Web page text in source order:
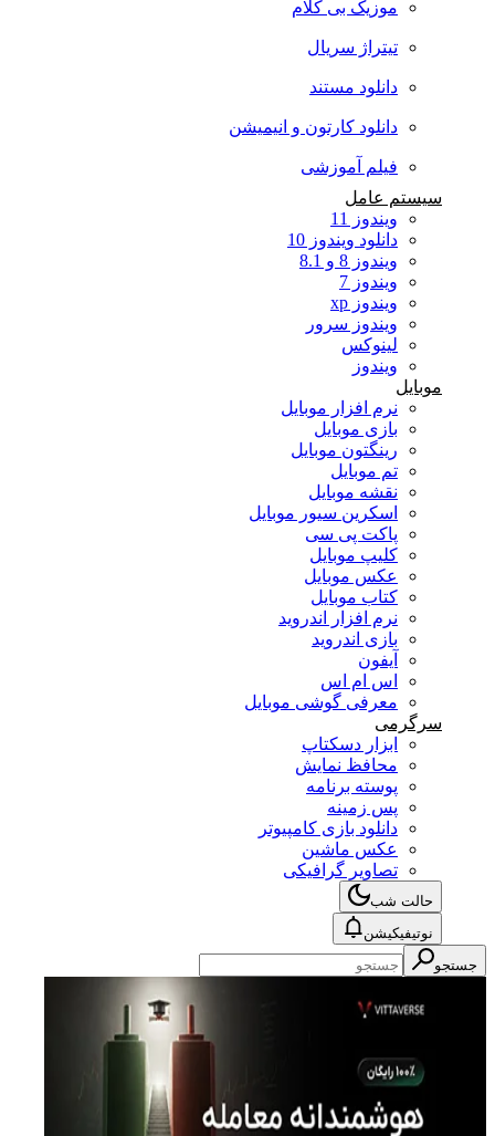
موزیک بی کلام
تیتراژ سریال
دانلود مستند
دانلود کارتون و انیمیشن
فیلم آموزشی
سیستم عامل
ویندوز 11
دانلود ویندوز 10
ویندوز 8 و 8.1
ویندوز 7
ویندوز xp
ویندوز سرور
لینوکس
ویندوز
موبایل
نرم افزار موبایل
بازی موبایل
رینگتون موبایل
تم موبایل
نقشه موبایل
اسکرین سیور موبایل
پاکت پی سی
کلیپ موبایل
عکس موبایل
کتاب موبایل
نرم افزار اندروید
بازی اندروید
آیفون
اس ام اس
معرفی گوشی موبایل
سرگرمی
ابزار دسکتاپ
محافظ نمایش
پوسته برنامه
پس زمینه
دانلود بازی کامپیوتر
عکس ماشین
تصاویر گرافیکی
حالت شب
نوتیفیکیشن
جستجو